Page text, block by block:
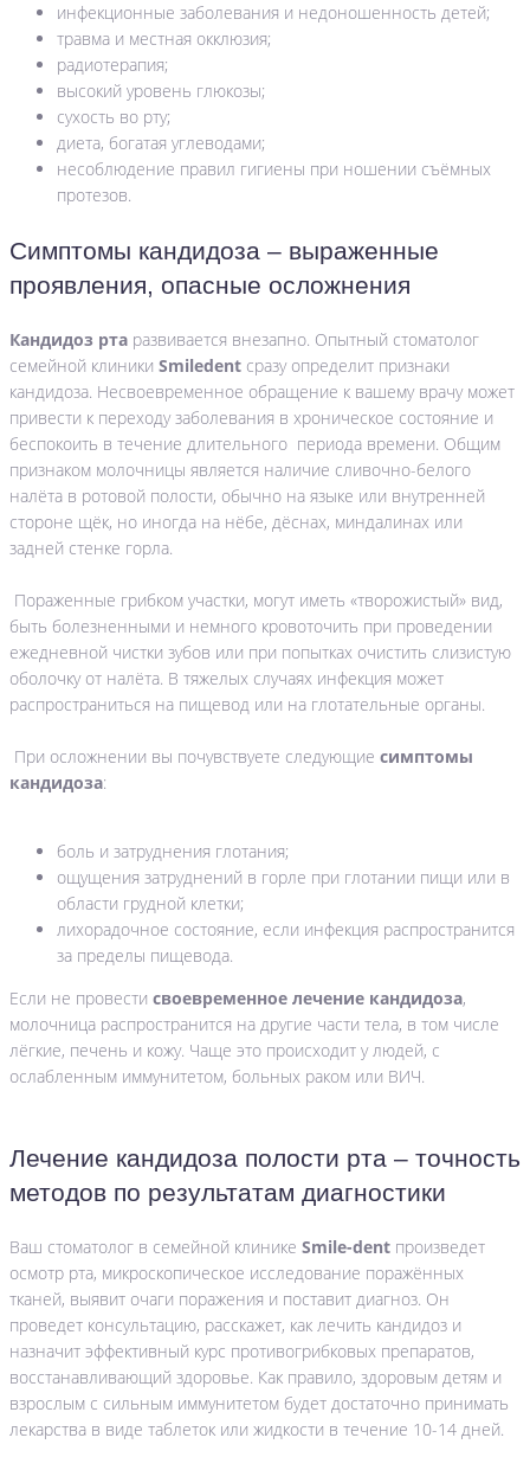
инфекционные заболевания и недоношенность детей;
травма и местная окклюзия;
радиотерапия;
высокий уровень глюкозы;
сухость во рту;
диета, богатая углеводами;
несоблюдение правил гигиены при ношении съёмных
протезов.
Симптомы кандидоза – выраженные
проявления, опасные осложнения
Кандидоз рта развивается внезапно. Опытный стоматолог
семейной клиники Smiledent сразу определит признаки
кандидоза. Несвоевременное обращение к вашему врачу может
привести к переходу заболевания в хроническое состояние и
беспокоить в течение длительного периода времени. Общим
признаком молочницы является наличие сливочно-белого
налёта в ротовой полости, обычно на языке или внутренней
стороне щёк, но иногда на нёбе, дёснах, миндалинах или
задней стенке горла.
Пораженные грибком участки, могут иметь «творожистый» вид,
быть болезненными и немного кровоточить при проведении
ежедневной чистки зубов или при попытках очистить слизистую
оболочку от налёта. В тяжелых случаях инфекция может
распространиться на пищевод или на глотательные органы.
При осложнении вы почувствуете следующие симптомы
кандидоза:
боль и затруднения глотания;
ощущения затруднений в горле при глотании пищи или в
области грудной клетки;
лихорадочное состояние, если инфекция распространится
за пределы пищевода.
Если не провести своевременное лечение кандидоза,
молочница распространится на другие части тела, в том числе
лёгкие, печень и кожу. Чаще это происходит у людей, с
ослабленным иммунитетом, больных раком или ВИЧ.
Лечение кандидоза полости рта – точность
методов по результатам диагностики
Ваш стоматолог в семейной клинике Smile-dent произведет
осмотр рта, микроскопическое исследование поражённых
тканей, выявит очаги поражения и поставит диагноз. Он
проведет консультацию, расскажет, как лечить кандидоз и
назначит эффективный курс противогрибковых препаратов,
восстанавливающий здоровье. Как правило, здоровым детям и
взрослым с сильным иммунитетом будет достаточно принимать
лекарства в виде таблеток или жидкости в течение 10-14 дней.